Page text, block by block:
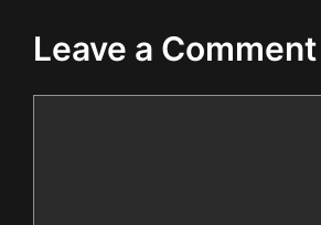
Leave a Comment